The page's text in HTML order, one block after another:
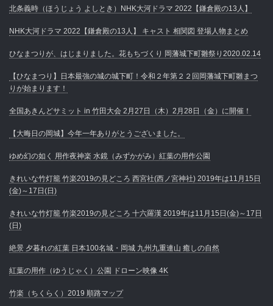
北条義時（ほうじょう よしとき）NHK大河ドラマ 2022【鎌倉殿の13人】
NHK大河ドラマ 2022【鎌倉殿の13人】 キャスト 相関図 登場人物まとめ
ひなまつりが、はじまりました。花もちづくり 岡藩城下町雛祭り2020.02.14
【ひなまつり】日本最強の城の城下町！令和２年第２２回岡藩城下町雛まつ
りが始まります！
全国あきんどサミット in 竹田大会 2月27日（木）2月28日（金）に開催！
【大晦日の岡城】今年一年ありがとうございました。
ゆめ幻の如く 用作夜神楽 水鏡（みずかがみ）紅葉の用作公園
きれいな竹灯籠 竹楽2019の見どころ 西宮社(西ノ宮神社) 2019年は11月15日
(金)～17日(日)
きれいな竹灯籠 竹楽2019の見どころ 十六羅漢 2019年は11月15日(金)～17日
(日)
絶景 夕暮れの紅葉 日本100名城・岡城 九州九重連山 癒しの自然
紅葉の用作（ゆうじゃく）公園 ドローン映像 4K
竹楽（ちくらく）2019 順路マップ